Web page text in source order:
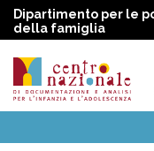
Dipartimento per le
della famiglia
Centro
menu
Temi
Attività
Convenzione